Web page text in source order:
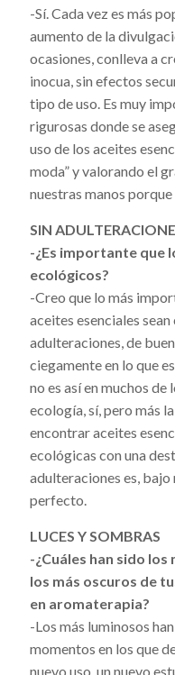
-Sí. Cada vez es más
aumento de la
ocasiones, conlleva a
inocua, sin efectos
tipo de uso. Es muy
rigurosas donde se
uso de los aceites
moda” y valorando el
nuestras manos
SIN
-¿Es importante que
ecológicos?
-Creo que lo más
aceites esenciales
adulteraciones, de
ciegamente en lo que
no es así en muchos de
ecología,sí, pero más
encontrar aceites
ecológicas con una
adulteraciones es,
perfecto.
LUCES Y SOMBRAS
-¿Cuáles han sido
los más oscuros de
en aromaterapia?
-Los más luminosos
momentos en los que
nuevo uso, un nuevo